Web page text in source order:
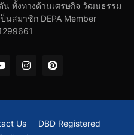
น ทั้งทางด้านเศรษกิจ วัฒนธรรม
นสมาชิก DEPA Member
Us
DBD Registered